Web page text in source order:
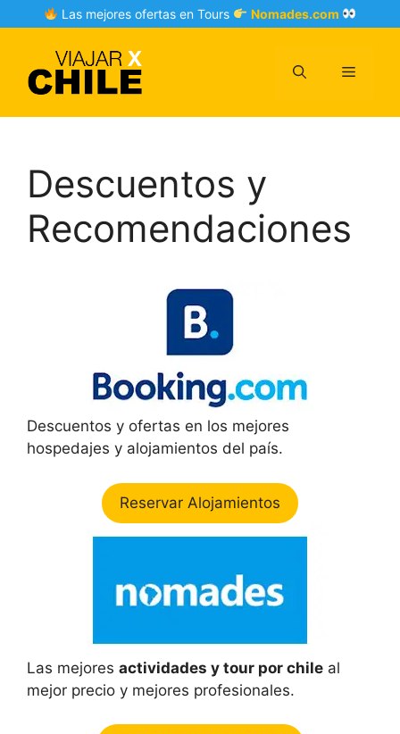
to
Las mejores ofertas en Tours Nomades.com
Menu
Descuentos y
Recomendaciones
Descuentos y ofertas en los mejores
hospedajes y alojamientos del país.
Reservar Alojamientos
Las mejores actividades y tour por chile al
mejor precio y mejores profesionales.